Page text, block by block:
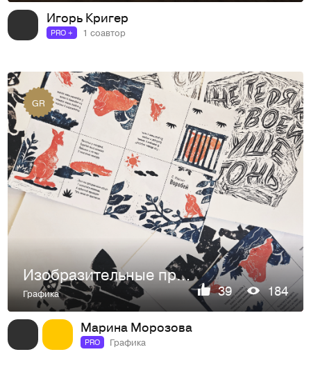
Игорь Кригер
PRO + 1 соавтор
GR
Изобразительные практики в графическом дизайне
Графика 39 184
Марина Морозова
PRO Графика